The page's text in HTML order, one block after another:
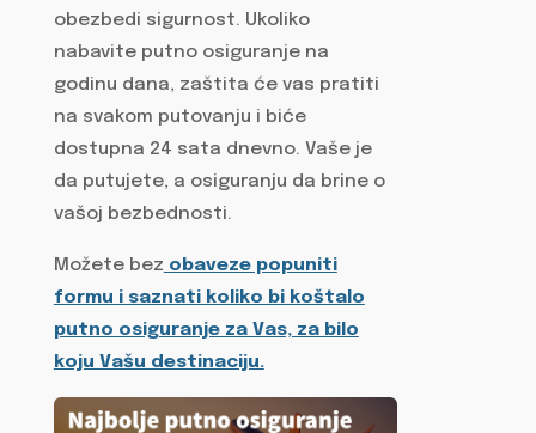
obezbedi sigurnost. Ukoliko
nabavite putno osiguranje na
godinu dana, zaštita će vas pratiti
na svakom putovanju i biće
dostupna 24 sata dnevno. Vaše je
da putujete, a osiguranju da brine o
vašoj bezbednosti.
Možete bez obaveze popuniti
formu i saznati koliko bi koštalo
putno osiguranje za Vas, za bilo
koju Vašu destinaciju.